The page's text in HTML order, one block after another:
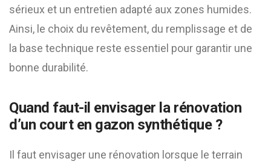
sérieux et un entretien adapté aux zones humides.
Ainsi, le choix du revêtement, du remplissage et de
la base technique reste essentiel pour garantir une
bonne durabilité.
Quand faut-il envisager la rénovation
d’un court en gazon synthétique ?
Il faut envisager une rénovation lorsque le terrain